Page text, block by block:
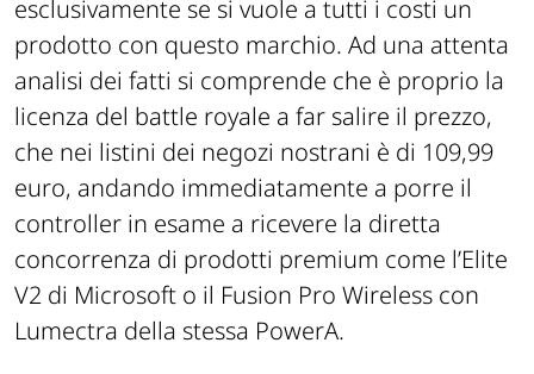
esclusivamente se si vuole a tutti i costi un
prodotto con questo marchio. Ad una attenta
analisi dei fatti si comprende che è proprio la
licenza del battle royale a far salire il prezzo,
che nei listini dei negozi nostrani è di 109,99
euro, andando immediatamente a porre il
controller in esame a ricevere la diretta
concorrenza di prodotti premium come l’Elite
V2 di Microsoft o il Fusion Pro Wireless con
Lumectra della stessa PowerA.